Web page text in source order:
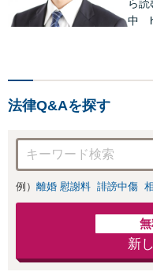
ら
中
法律Q&Aを探す
例） 離婚 慰謝料 誹謗中傷
新